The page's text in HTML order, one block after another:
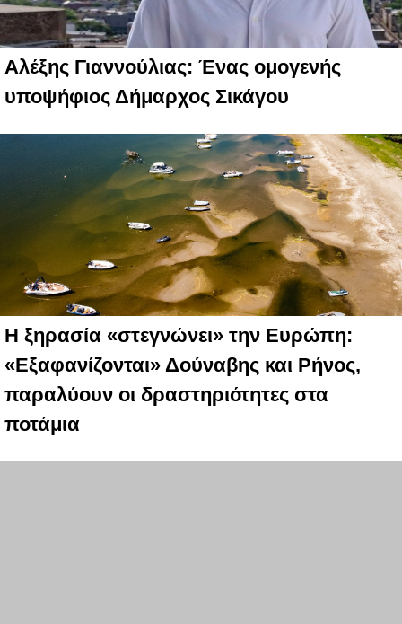
Αλέξης Γιαννούλιας: Ένας ομογενής
υποψήφιος Δήμαρχος Σικάγου
Η ξηρασία «στεγνώνει» την Ευρώπη:
«Εξαφανίζονται» Δούναβης και Ρήνος,
παραλύουν οι δραστηριότητες στα
ποτάμια